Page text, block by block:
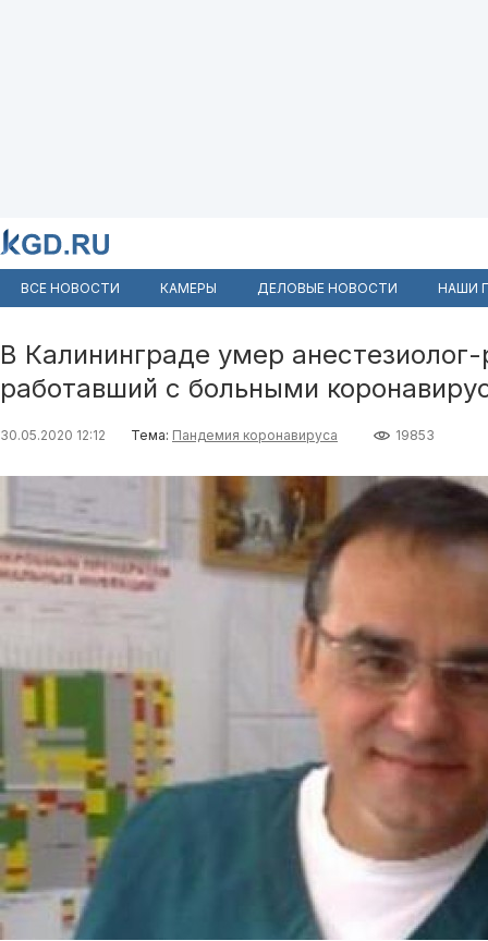
ВСЕ НОВОСТИ КАМЕРЫ ДЕЛОВЫЕ НОВОСТИ НАШИ
В Калининграде умер
работавший с больными
30.05.2020 12:12 Тема: Пандемия коронавируса 19853